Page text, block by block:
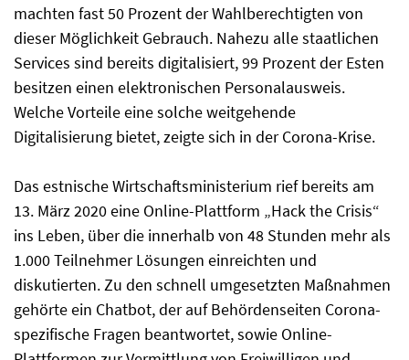
machten fast 50 Prozent der Wahlberechtigten von
dieser Möglichkeit Gebrauch. Nahezu alle staatlichen
Services sind bereits digitalisiert, 99 Prozent der Esten
besitzen einen elektronischen Personalausweis.
Welche Vorteile eine solche weitgehende
Digitalisierung bietet, zeigte sich in der Corona-Krise.
Das estnische Wirtschaftsministerium rief bereits am
13. März 2020 eine Online-Plattform „Hack the Crisis“
ins Leben, über die innerhalb von 48 Stunden mehr als
1.000 Teilnehmer Lösungen einreichten und
diskutierten. Zu den schnell umgesetzten Maßnahmen
gehörte ein Chatbot, der auf Behördenseiten Corona-
spezifische Fragen beantwortet, sowie Online-